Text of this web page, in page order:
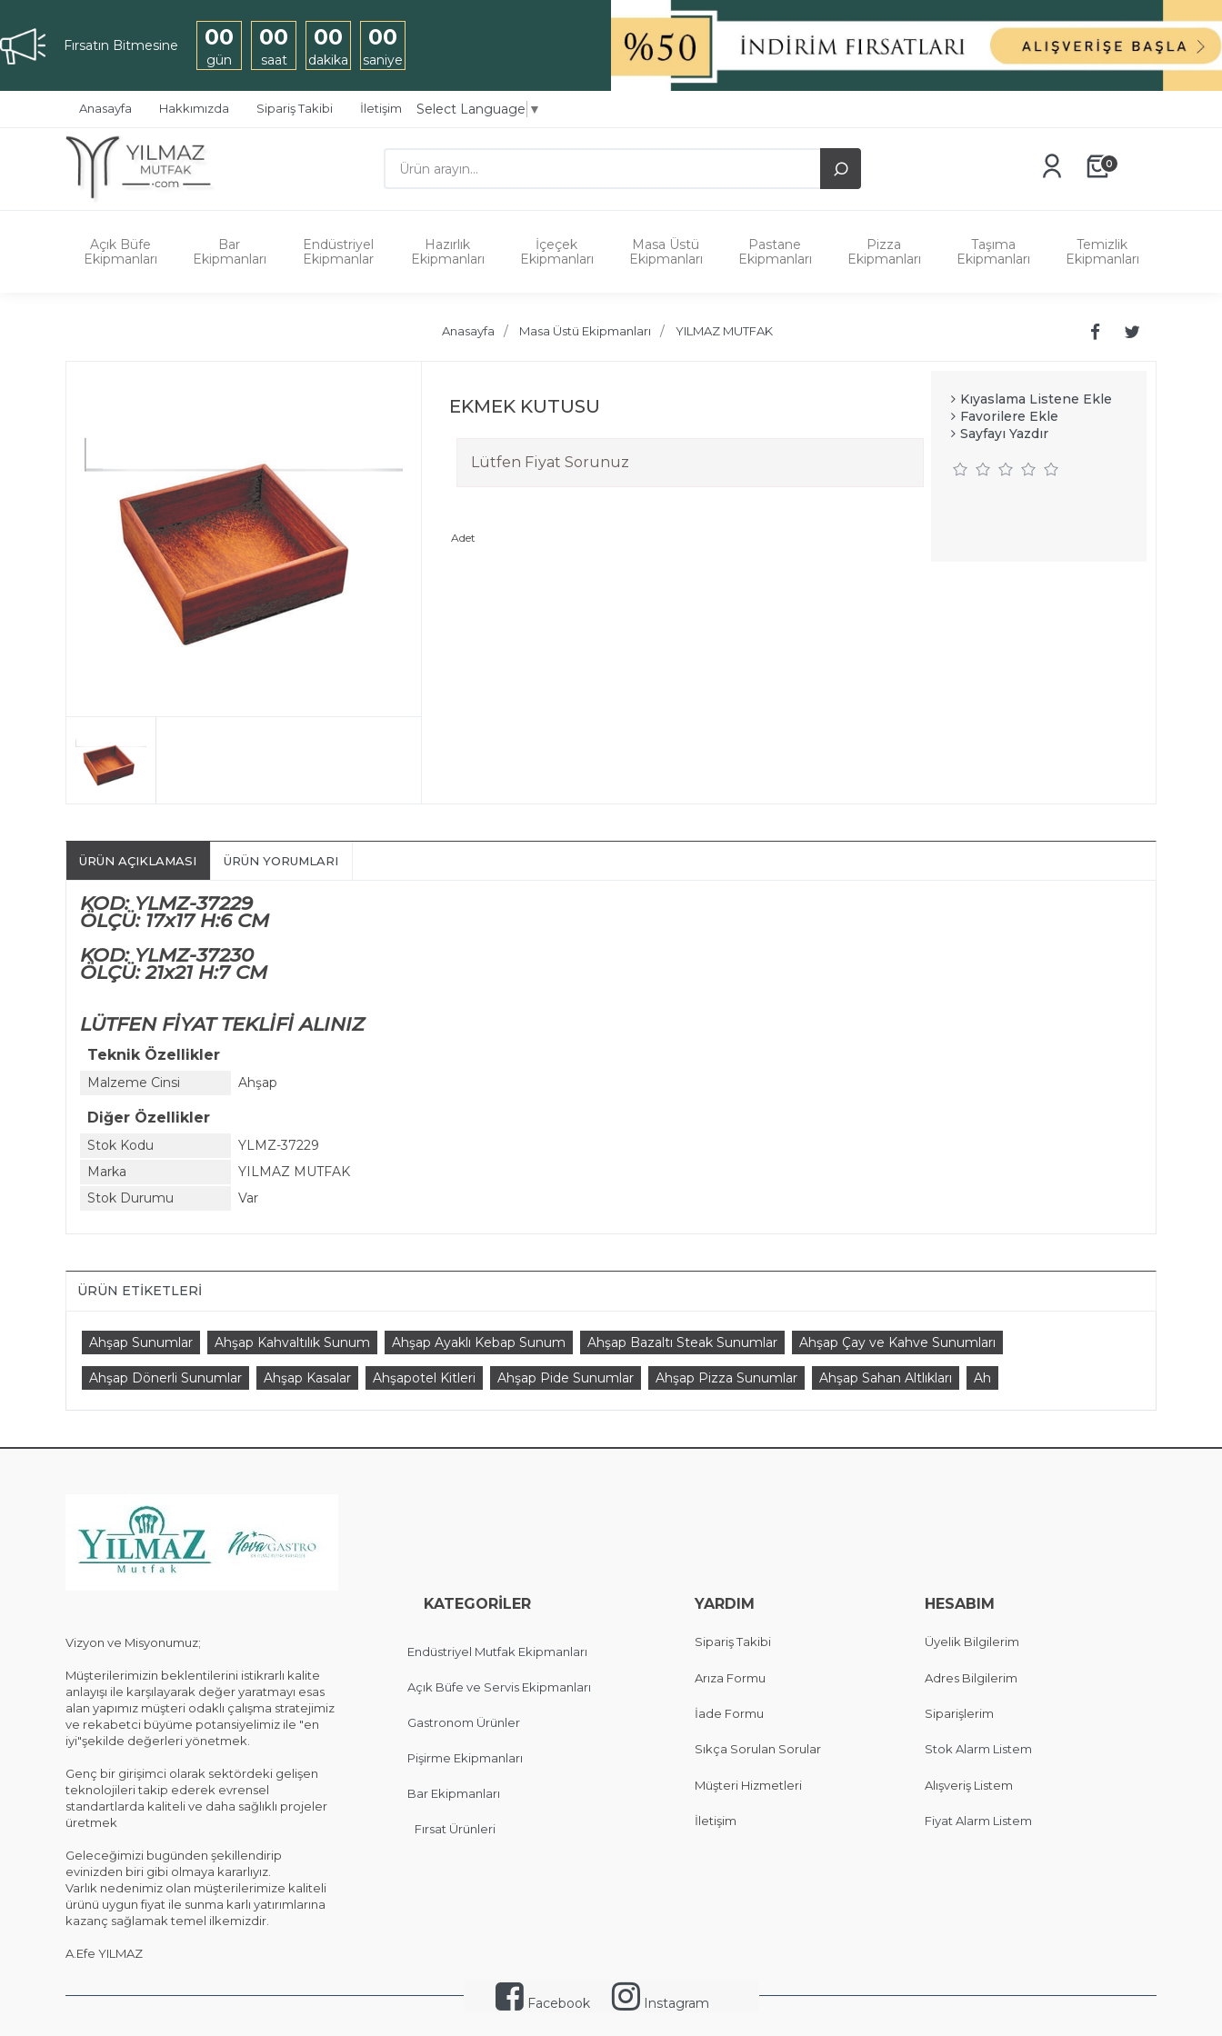
Fırsatın Bitmesine 00
gün
00
saat
00
dakika
00
saniye
Anasayfa Hakkımızda Sipariş Takibi İletişim Select Language ▼
0
Açık Büfe
Ekipmanları
Bar
Ekipmanları
Endüstriyel
Ekipmanlar
Hazırlık
Ekipmanları
İçeçek
Ekipmanları
Masa Üstü
Ekipmanları
Pastane
Ekipmanları
Pizza
Ekipmanları
Taşıma
Ekipmanları
Temizlik
Ekipmanları
Anasayfa Masa Üstü Ekipmanları YILMAZ MUTFAK
EKMEK KUTUSU
Lütfen Fiyat Sorunuz
Adet
Kıyaslama Listene Ekle
Favorilere Ekle
Sayfayı Yazdır
ÜRÜN AÇIKLAMASI ÜRÜN YORUMLARI
KOD: YLMZ-37229
ÖLÇÜ: 17x17 H:6 CM
KOD: YLMZ-37230
ÖLÇÜ: 21x21 H:7 CM
LÜTFEN FİYAT TEKLİFİ ALINIZ
Teknik Özellikler
Malzeme Cinsi Ahşap
Diğer Özellikler
Stok Kodu
YLMZ-37229
Marka
YILMAZ MUTFAK
Stok Durumu
Var
ÜRÜN ETIKETLERI
Ahşap Sunumlar Ahşap Kahvaltılık Sunum Ahşap Ayaklı Kebap Sunum Ahşap Bazaltı Steak Sunumlar Ahşap Çay ve Kahve Sunumları
Ahşap Dönerli Sunumlar Ahşap Kasalar Ahşapotel Kitleri Ahşap Pide Sunumlar Ahşap Pizza Sunumlar Ahşap Sahan Altlıkları Ah
Vizyon ve Misyonumuz;
Müşterilerimizin beklentilerini istikrarlı kalite
anlayışı ile karşılayarak değer yaratmayı esas
alan yapımız müşteri odaklı çalışma stratejimiz
ve rekabetci büyüme potansiyelimiz ile "en
iyi"şekilde değerleri yönetmek.
Genç bir girişimci olarak sektördeki gelişen
teknolojileri takip ederek evrensel
standartlarda kaliteli ve daha sağlıklı projeler
üretmek
Geleceğimizi bugünden şekillendirip
evinizden biri gibi olmaya kararlıyız.
Varlık nedenimiz olan müşterilerimize kaliteli
ürünü uygun fiyat ile sunma karlı yatırımlarına
kazanç sağlamak temel ilkemizdir.
A.Efe YILMAZ
KATEGORİLER
Endüstriyel Mutfak Ekipmanları
Açık Büfe ve Servis Ekipmanları
Gastronom Ürünler
Pişirme Ekipmanları
Bar Ekipmanları
Fırsat Ürünleri
YARDIM
Sipariş Takibi
Arıza Formu
İade Formu
Sıkça Sorulan Sorular
Müşteri Hizmetleri
İletişim
HESABIM
Üyelik Bilgilerim
Adres Bilgilerim
Siparişlerim
Stok Alarm Listem
Alışveriş Listem
Fiyat Alarm Listem
Facebook Instagram